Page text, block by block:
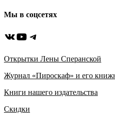
Мы в соцсетях
ВКонтакте
YouTube
Telegram
Открытки Лены Сперанской
Журнал «Пироскаф» и его
Книги нашего издательства
Скидки